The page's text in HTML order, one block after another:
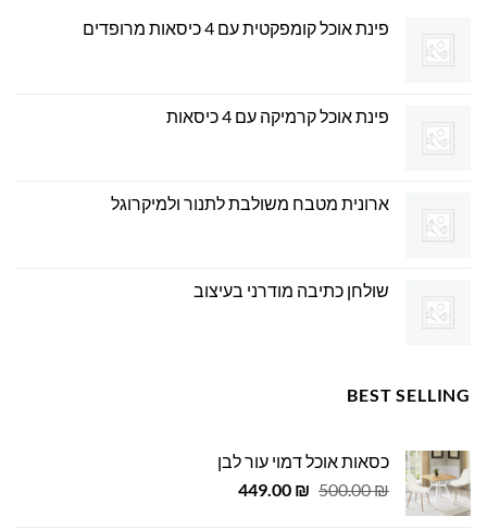
פינת אוכל קומפקטית עם 4 כיסאות מרופדים
פינת אוכל קרמיקה עם 4 כיסאות
ארונית מטבח משולבת לתנור ולמיקרוגל
שולחן כתיבה מודרני בעיצוב
BEST SELLING
כסאות אוכל דמוי עור לבן
500.00₪
המחיר
449.00 ₪
המחיר